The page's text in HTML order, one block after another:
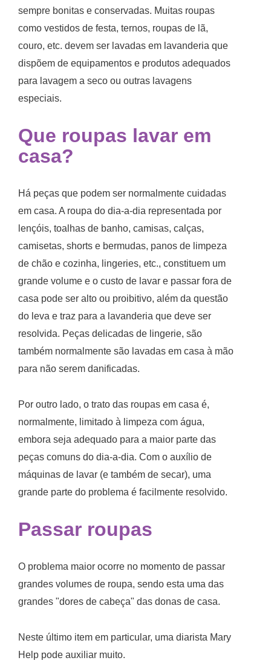
sempre bonitas e conservadas. Muitas roupas
como vestidos de festa, ternos, roupas de lã,
couro, etc. devem ser lavadas em lavanderia que
dispõem de equipamentos e produtos adequados
para lavagem a seco ou outras lavagens
especiais.
Que roupas lavar em
casa?
Há peças que podem ser normalmente cuidadas
em casa. A roupa do dia-a-dia representada por
lençóis, toalhas de banho, camisas, calças,
camisetas, shorts e bermudas, panos de limpeza
de chão e cozinha, lingeries, etc., constituem um
grande volume e o custo de lavar e passar fora de
casa pode ser alto ou proibitivo, além da questão
do leva e traz para a lavanderia que deve ser
resolvida. Peças delicadas de lingerie, são
também normalmente são lavadas em casa à mão
para não serem danificadas.
Por outro lado, o trato das roupas em casa é,
normalmente, limitado à limpeza com água,
embora seja adequado para a maior parte das
peças comuns do dia-a-dia. Com o auxílio de
máquinas de lavar (e também de secar), uma
grande parte do problema é facilmente resolvido.
Passar roupas
O problema maior ocorre no momento de passar
grandes volumes de roupa, sendo esta uma das
grandes "dores de cabeça" das donas de casa.
Neste último item em particular, uma diarista Mary
Help pode auxiliar muito.